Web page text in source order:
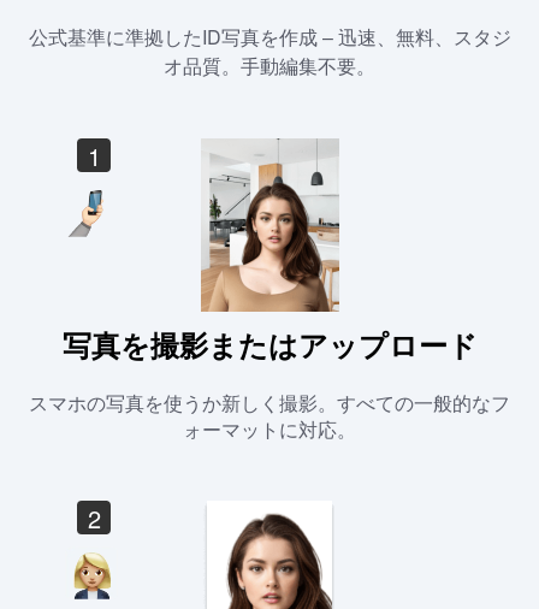
公式基準に準拠したID写真を作成 – 迅速、無料、スタジ
オ品質。手動編集不要。
1
写真を撮影またはアップロード
スマホの写真を使うか新しく撮影。すべての一般的なフ
ォーマットに対応。
2